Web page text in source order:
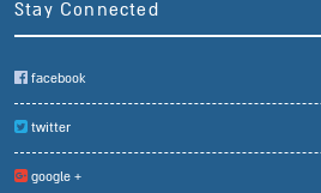
Stay Connected
facebook
twitter
google +